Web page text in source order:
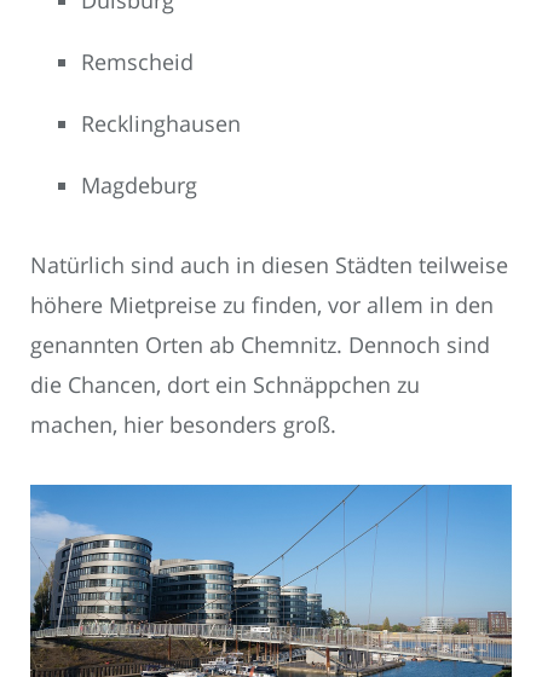
Remscheid
Recklinghausen
Magdeburg
Natürlich sind auch in diesen Städten teilweise
höhere Mietpreise zu finden, vor allem in den
genannten Orten ab Chemnitz. Dennoch sind
die Chancen, dort ein Schnäppchen zu
machen, hier besonders groß.